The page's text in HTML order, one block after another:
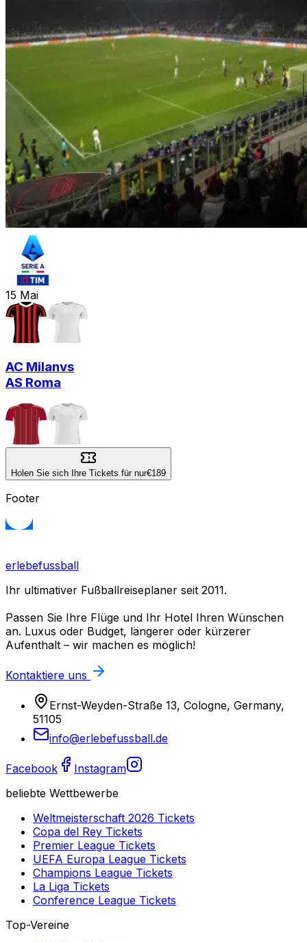
15 Mai
AC Milanvs
AS Roma
Holen Sie sich Ihre Tickets für nur€189
Footer
erlebefussball
Ihr ultimativer Fußballreiseplaner seit 2011.
Passen Sie Ihre Flüge und Ihr Hotel Ihren Wünschen
an. Luxus oder Budget, längerer oder kürzerer
Aufenthalt – wir machen es möglich!
Kontaktiere uns
Ernst-Weyden-Straße 13, Cologne, Germany,
51105
info@erlebefussball.de
Facebook
Instagram
beliebte Wettbewerbe
Weltmeisterschaft 2026 Tickets
Copa del Rey Tickets
Premier League Tickets
UEFA Europa League Tickets
Champions League Tickets
La Liga Tickets
Conference League Tickets
Top-Vereine